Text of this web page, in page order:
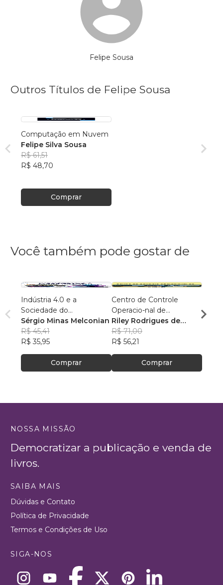
Felipe Sousa
Outros Títulos de Felipe Sousa
Computação em Nuvem
Felipe Silva Sousa
R$ 61,51
R$ 48,70
Comprar
Você também pode gostar de
Indústria 4.0 e a
Sociedade do
Conhecimento
Sérgio Minas Melconian
R$ 45,41
R$ 35,95
Comprar
Centro de Controle
Operacio-nal de
Saneamento Básico
Riley Rodrigues de
Oliveira
R$ 71,00
R$ 56,21
Comprar
R$
NOSSA MISSÃO
Democratizar a publicação e venda de
livros.
SAIBA MAIS
Dúvidas e Contato
Política de Privacidade
Termos e Condições de Uso
SIGA-NOS